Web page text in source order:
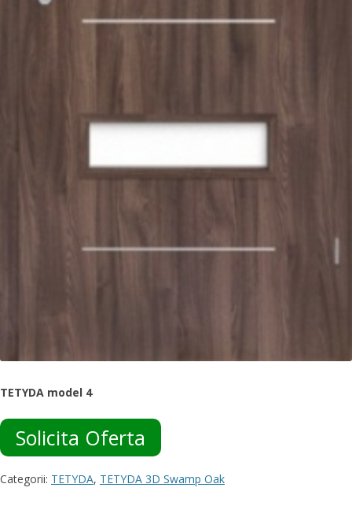
TETYDA model 4
Solicita Oferta
Categorii: TETYDA, TETYDA 3D Swamp Oak